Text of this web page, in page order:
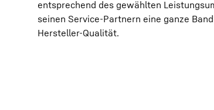
entsprechend des gewählten
seinen Service-Partnern eine ganze
Hersteller-Qualität.